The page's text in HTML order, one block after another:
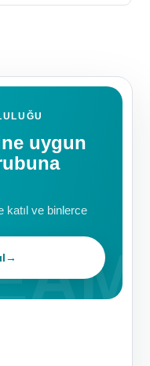
uygun
katıl ve binlerce
→